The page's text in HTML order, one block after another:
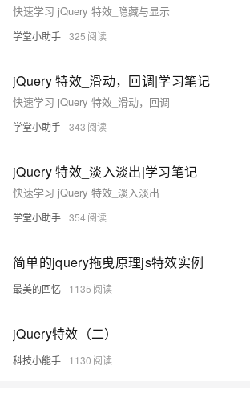
快速学习 jQuery 特效_隐藏与显示
学堂小助手 325
jQuery 特效_滑动，回调|学习笔记
快速学习 jQuery 特效_滑动，回调
学堂小助手 343
jQuery 特效_淡入淡出|学习笔记
快速学习 jQuery 特效_淡入淡出
学堂小助手 354
简单的jquery拖曵原理js特效实例
最美的回忆 1135
jQuery特效（二）
科技小能手 1130